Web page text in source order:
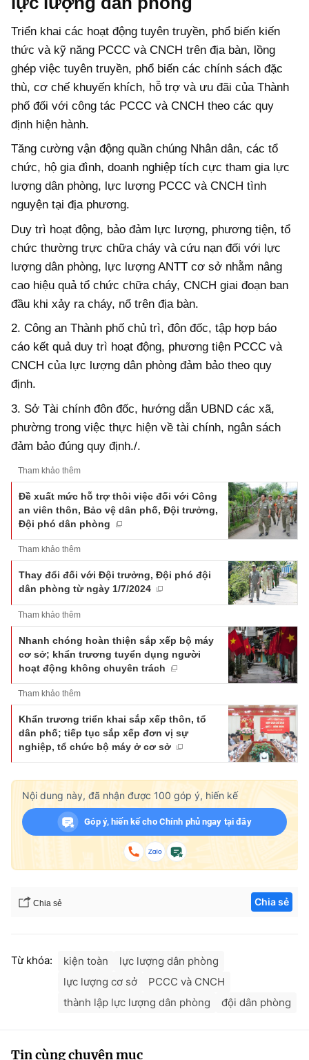
Triển khai các hoạt động tuyên truyền, phổ biến kiến
thức và kỹ năng PCCC và CNCH trên địa bàn, lồng
ghép việc tuyên truyền, phổ biến các chính sách đặc
thù, cơ chế khuyến khích, hỗ trợ và ưu đãi của Thành
phố đối với công tác PCCC và CNCH theo các quy
định hiện hành.
Tăng cường vận động quần chúng Nhân dân, các tổ
chức, hộ gia đình, doanh nghiệp tích cực tham gia lực
lượng dân phòng, lực lượng PCCC và CNCH tình
nguyện tại địa phương.
Duy trì hoạt động, bảo đảm lực lượng, phương tiện, tổ
chức thường trực chữa cháy và cứu nạn đối với lực
lượng dân phòng, lực lượng ANTT cơ sở nhằm nâng
cao hiệu quả tổ chức chữa cháy, CNCH giai đoạn ban
đầu khi xảy ra cháy, nổ trên địa bàn.
2. Công an Thành phố chủ trì, đôn đốc, tập hợp báo
cáo kết quả duy trì hoạt động, phương tiện PCCC và
CNCH của lực lượng dân phòng đảm bảo theo quy
định.
3. Sở Tài chính đôn đốc, hướng dẫn UBND các xã,
phường trong việc thực hiện về tài chính, ngân sách
đảm bảo đúng quy định./.
Tham khảo thêm
Đề xuất mức hỗ trợ thôi việc đối với Công
an viên thôn, Bảo vệ dân phố, Đội trưởng,
Đội phó dân phòng
Tham khảo thêm
Thay đổi đối với Đội trưởng, Đội phó đội
dân phòng từ ngày 1/7/2024
Tham khảo thêm
Nhanh chóng hoàn thiện sắp xếp bộ máy
cơ sở; khẩn trương tuyển dụng người
hoạt động không chuyên trách
Tham khảo thêm
Khẩn trương triển khai sắp xếp thôn, tổ
dân phố; tiếp tục sắp xếp đơn vị sự
nghiệp, tổ chức bộ máy ở cơ sở
Nội dung này, đã nhận được 100 góp ý, hiến kế
Góp ý, hiến kế cho Chính phủ ngay tại đây
Chia sẻ Chia sẻ
Từ khóa: kiện toàn
lực lượng dân phòng
lực lượng cơ sở
PCCC và CNCH
thành lập lực lượng dân phòng
đội dân phòng
Tin cùng chuyên mục